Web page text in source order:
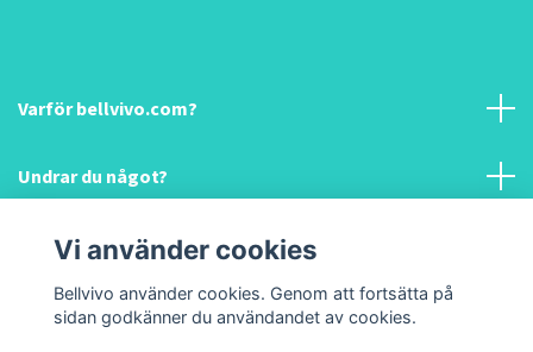
Varför bellvivo.com?
Undrar du något?
Information & hjälp!
Sociala medier
Vi använder cookies
Bellvivo använder cookies. Genom att fortsätta på
sidan godkänner du användandet av cookies.